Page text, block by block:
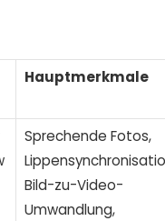
Hauptmerkmale
Sprechende Fotos,
Bild-zu-Video-
Umwandlung,